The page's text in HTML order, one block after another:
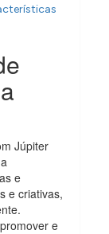
Júpiter
e
e criativas,
e